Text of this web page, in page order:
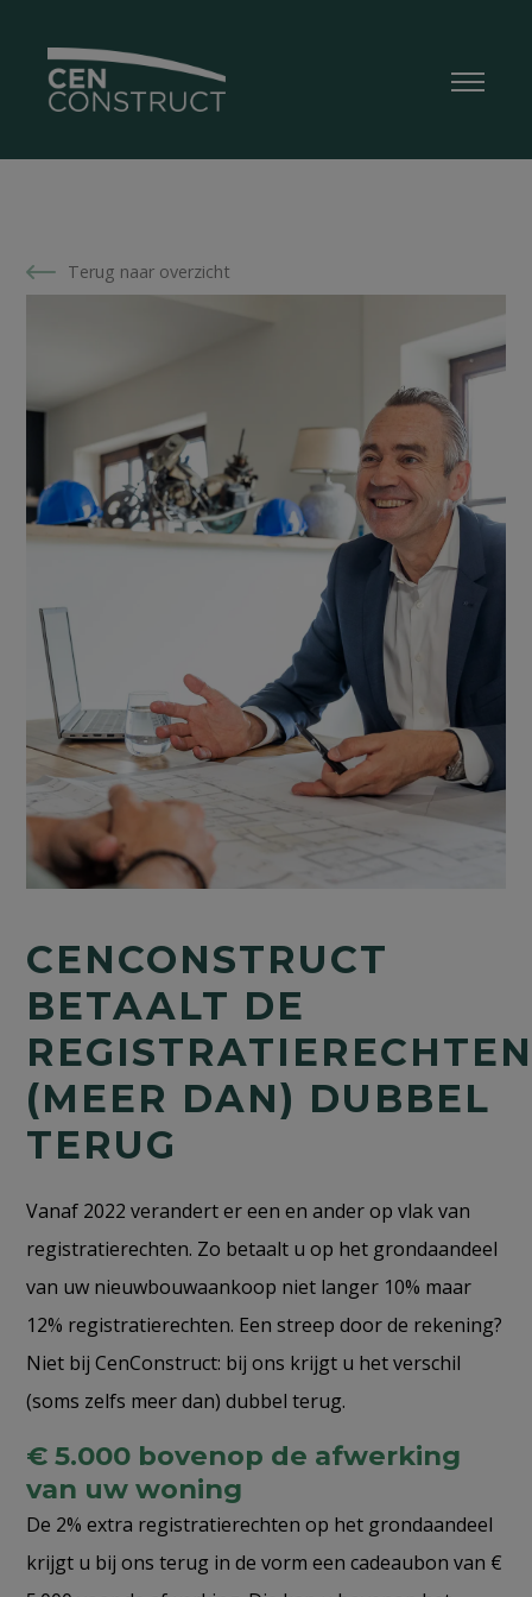
Terug naar overzicht
CENCONSTRUCT
BETAALT DE
(MEER DAN) DUBBEL
TERUG
Vanaf 2022 verandert er een en ander op vlak van
registratierechten. Zo betaalt u op het grondaandeel
van uw nieuwbouwaankoop niet langer 10% maar
12% registratierechten. Een streep door de rekening?
Niet bij CenConstruct: bij ons krijgt u het verschil
(soms zelfs meer dan) dubbel terug.
€ 5.000 bovenop de afwerking
van uw woning
De 2% extra registratierechten op het grondaandeel
krijgt u bij ons terug in de vorm een cadeaubon van €